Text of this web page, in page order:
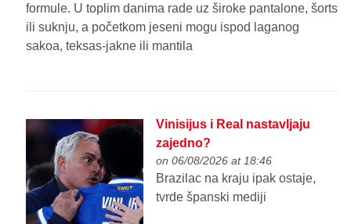
formule. U toplim danima rade uz široke pantalone, šorts
ili suknju, a početkom jeseni mogu ispod laganog
sakoa, teksas-jakne ili mantila
Vinisijus i Real nastavljaju
zajedno?
on 06/08/2026 at 18:46
Brazilac na kraju ipak ostaje,
tvrde španski mediji